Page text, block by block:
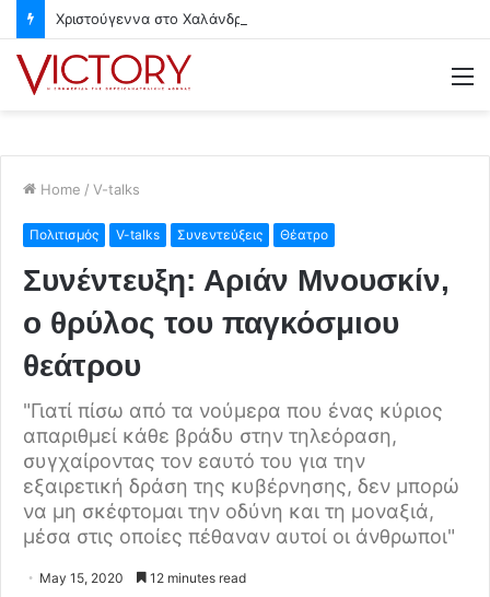
Home / V-talks
Πολιτισμός V-talks Συνεντεύξεις Θέατρο
Συνέντευξη: Αριάν Μνουσκίν,
ο θρύλος του παγκόσμιου
θεάτρου
"Γιατί πίσω από τα νούμερα που ένας κύριος
απαριθμεί κάθε βράδυ στην τηλεόραση,
συγχαίροντας τον εαυτό του για την
εξαιρετική δράση της κυβέρνησης, δεν μπορώ
να μη σκέφτομαι την οδύνη και τη μοναξιά,
μέσα στις οποίες πέθαναν αυτοί οι άνθρωποι"
May 15, 2020 12 minutes read